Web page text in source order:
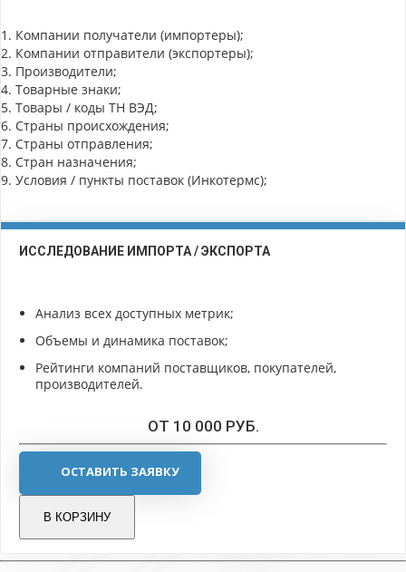
1. Компании получатели (импортеры);
2. Компании отправители (экспортеры);
3. Производители;
4. Товарные знаки;
5. Товары / коды ТН ВЭД;
6. Страны происхождения;
7. Страны отправления;
8. Стран назначения;
9. Условия / пункты поставок (Инкотермс);
ИССЛЕДОВАНИЕ ИМПОРТА / ЭКСПОРТА
Анализ всех доступных метрик;
Объемы и динамика поставок;
Рейтинги компаний поставщиков, покупателей,
производителей.
ОТ 10 000 РУБ.
ОСТАВИТЬ ЗАЯВКУ
В КОРЗИНУ